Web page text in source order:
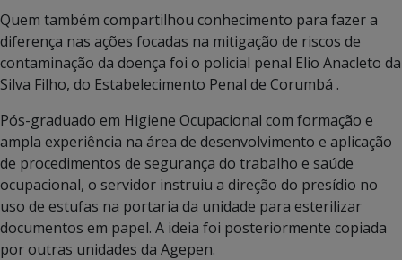
Quem também compartilhou conhecimento para fazer a
diferença nas ações focadas na mitigação de riscos de
contaminação da doença foi o policial penal Elio Anacleto da
Silva Filho, do Estabelecimento Penal de Corumbá .
Pós-graduado em Higiene Ocupacional com formação e
ampla experiência na área de desenvolvimento e aplicação
de procedimentos de segurança do trabalho e saúde
ocupacional, o servidor instruiu a direção do presídio no
uso de estufas na portaria da unidade para esterilizar
documentos em papel. A ideia foi posteriormente copiada
por outras unidades da Agepen.